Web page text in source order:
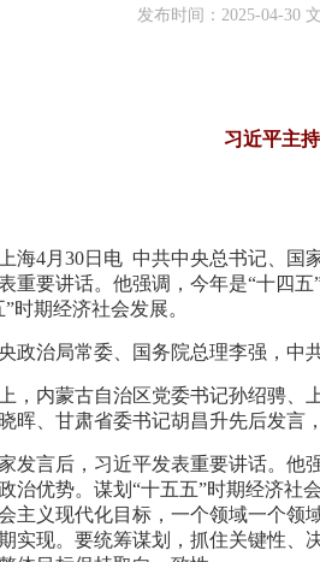
发布时间：2025-04-30
习近平主
海4月30日电 中共中央总书记、国
重要讲话。他强调，今年是“十四
时期经济社会发展。
政治局常委、国务院总理李强，中
，内蒙古自治区党委书记孙绍骋、
晖、甘肃省委书记胡昌升先后发言
发言后，习近平发表重要讲话。他
治优势。谋划“十五五”时期经济社
主义现代化目标，一个领域一个领
实现。要统筹谋划，抓住关键性、